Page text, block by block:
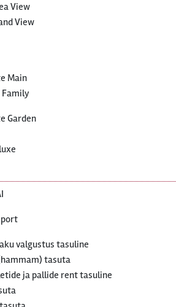
View
View
Main
Family
Garden
valgustus tasuline
tasuta
ja pallide rent tasuline